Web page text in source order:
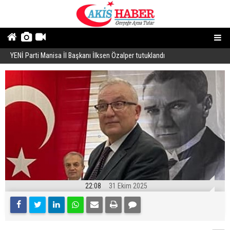
YENİ Parti Manisa İl Başkanı İlksen Özalper tutuklandı
22:08 31 Ekim 2025